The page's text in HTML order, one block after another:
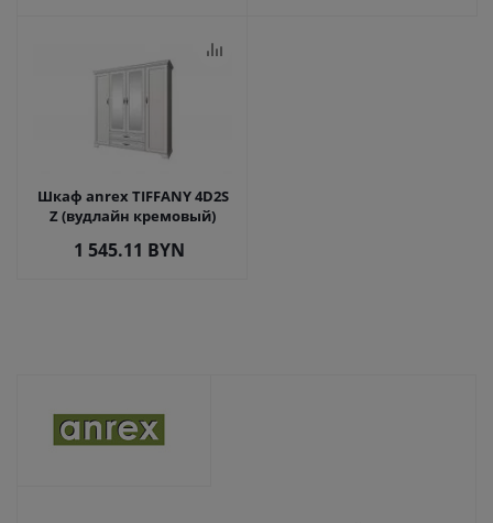
Шкаф anrex TIFFANY 4D2S
Z (вудлайн кремовый)
1 545.11 BYN